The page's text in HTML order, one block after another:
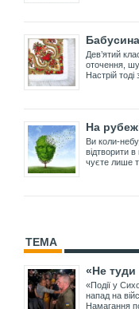
Дев’ятий
оточення,
Настрій
На
Ви коли-
відтворити в
чуєте лише
ТЕМА
«Не туди
«Події у
напад на
Намагання